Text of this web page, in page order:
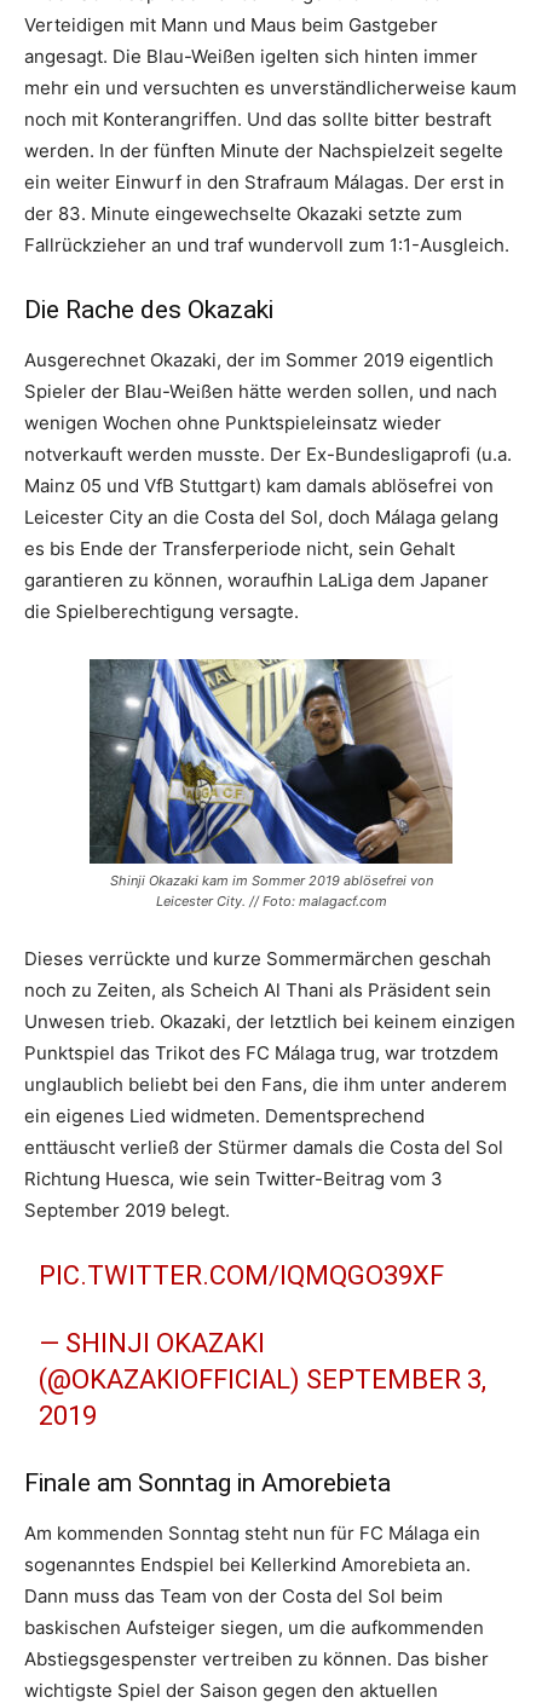
Verteidigen mit Mann und Maus beim Gastgeber
angesagt. Die Blau-Weißen igelten sich hinten immer
mehr ein und versuchten es unverständlicherweise kaum
noch mit Konterangriffen. Und das sollte bitter bestraft
werden. In der fünften Minute der Nachspielzeit segelte
ein weiter Einwurf in den Strafraum Málagas. Der erst in
der 83. Minute eingewechselte Okazaki setzte zum
Fallrückzieher an und traf wundervoll zum 1:1-Ausgleich.
Die Rache des Okazaki
Ausgerechnet Okazaki, der im Sommer 2019 eigentlich
Spieler der Blau-Weißen hätte werden sollen, und nach
wenigen Wochen ohne Punktspieleinsatz wieder
notverkauft werden musste. Der Ex-Bundesligaprofi (u.a.
Mainz 05 und VfB Stuttgart) kam damals ablösefrei von
Leicester City an die Costa del Sol, doch Málaga gelang
es bis Ende der Transferperiode nicht, sein Gehalt
garantieren zu können, woraufhin LaLiga dem Japaner
die Spielberechtigung versagte.
Shinji Okazaki kam im Sommer 2019 ablösefrei von
Leicester City. // Foto: malagacf.com
Dieses verrückte und kurze Sommermärchen geschah
noch zu Zeiten, als Scheich Al Thani als Präsident sein
Unwesen trieb. Okazaki, der letztlich bei keinem einzigen
Punktspiel das Trikot des FC Málaga trug, war trotzdem
unglaublich beliebt bei den Fans, die ihm unter anderem
ein eigenes Lied widmeten. Dementsprechend
enttäuscht verließ der Stürmer damals die Costa del Sol
Richtung Huesca, wie sein Twitter-Beitrag vom 3
September 2019 belegt.
PIC.TWITTER.COM/IQMQGO39XF
— SHINJI OKAZAKI
(@OKAZAKIOFFICIAL) SEPTEMBER 3,
2019
Finale am Sonntag in Amorebieta
Am kommenden Sonntag steht nun für FC Málaga ein
sogenanntes Endspiel bei Kellerkind Amorebieta an.
Dann muss das Team von der Costa del Sol beim
baskischen Aufsteiger siegen, um die aufkommenden
Abstiegsgespenster vertreiben zu können. Das bisher
wichtigste Spiel der Saison gegen den aktuellen